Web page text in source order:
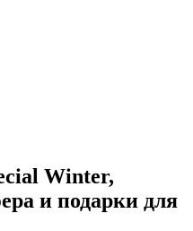
Winter,
и подарки для